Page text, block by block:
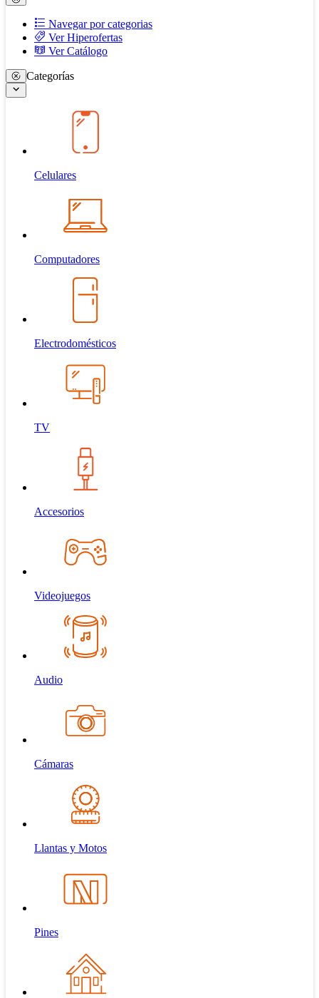
Navegar por categorias
Ver Hiperofertas
Ver Catálogo
Categorías
Celulares
Computadores
Electrodomésticos
TV
Accesorios
Videojuegos
Audio
Cámaras
Llantas y Motos
Pines